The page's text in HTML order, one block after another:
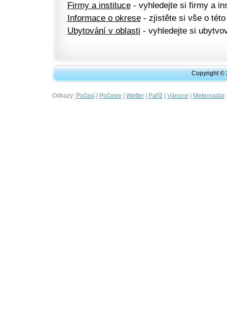
Firmy a instituce- vyhledejte si firmy a
Informace o okrese- zjistěte si vše o této
Ubytování v oblasti - vyhledejte si
Copyright ©
Odkazy: Počasí| Počasie | Wetter| Paříž| Vánoce | Meteoradar